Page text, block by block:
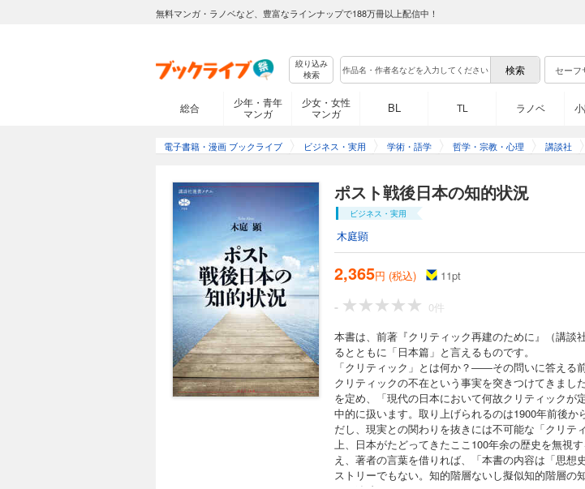
無料マンガ・ラノベなど、豊富なラインナップで188万冊以上配信中！
絞り込み
検索
セーフ
総合
少年・青年
マンガ
少女・女性
マンガ
BL TL ラノベ
電子書籍・漫画 ブックライブ ビジネス・実用 学術・語学 哲学・宗教・心理 講談社
ポスト戦後日本の知的状況
ビジネス・実用
木庭顕
2,365円 (税込) 11pt
-
0件
本書は、前著『クリティック再建のために』（講談
るとともに「日本篇」と言えるものです。
「クリティック」とは何か？――その問いに答える
クリティックの不在という事実を突きつけてきまし
を定め、「現代の日本において何故クリティックが
中的に扱います。取り上げられるのは1900年前後か
だし、現実との関わりを抜きには不可能な「クリテ
上、日本がたどってきたここ100年余の歴史を無視
え、著者の言葉を借りれば、「本書の内容は「思想
ストリーでもない。知的階層ないし擬似知的階層の